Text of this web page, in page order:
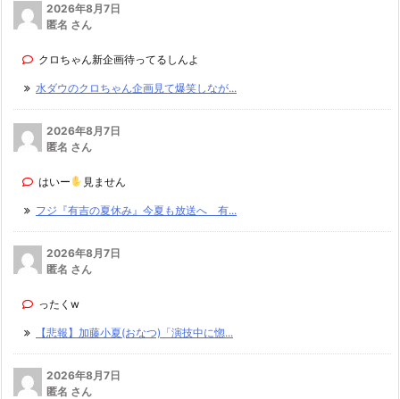
2026年8月7日
匿名 さん
クロちゃん新企画待ってるしんよ
水ダウのクロちゃん企画見て爆笑しなが...
2026年8月7日
匿名 さん
はいー 見ません
フジ『有吉の夏休み』今夏も放送へ 有...
2026年8月7日
匿名 さん
ったくw
【悲報】加藤小夏(おなつ)「演技中に惚...
2026年8月7日
匿名 さん